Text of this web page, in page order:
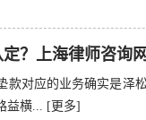
？上海律师咨询
款对应的业务确实是泽
益横... [更多]